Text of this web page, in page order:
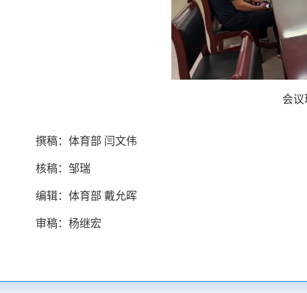
会
撰稿：体育部 闫文伟
核稿：邹瑞
编辑：体育部 戴允晖
审稿：杨继宏